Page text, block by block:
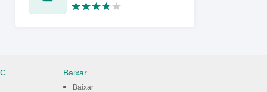
Baixar
Baixar